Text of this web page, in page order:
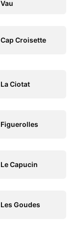
Vau
Cap Croisette
La Ciotat
Figuerolles
Le Capucin
Les Goudes